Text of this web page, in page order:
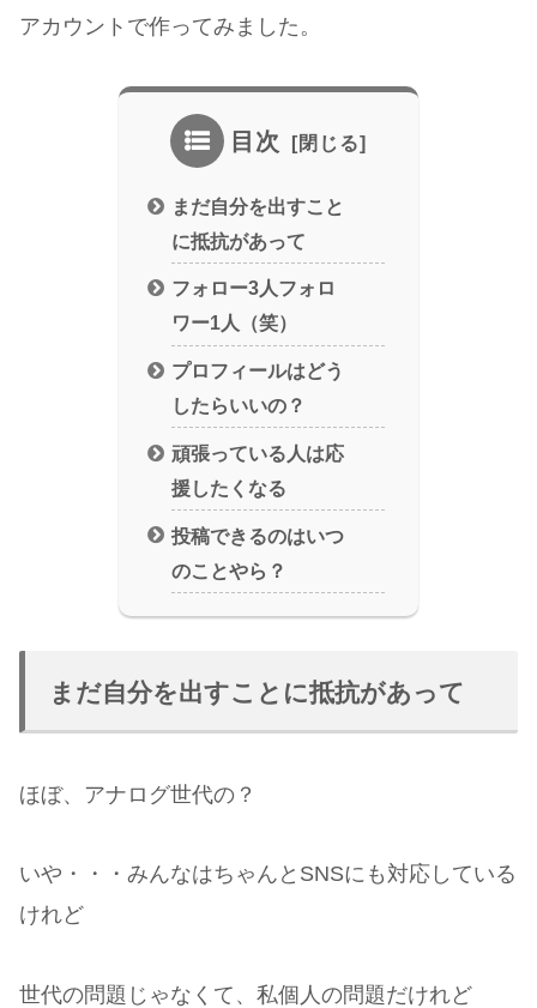
アカウントで作ってみました。
目次
まだ自分を出すこと
に抵抗があって
フォロー3人フォロ
ワー1人（笑）
プロフィールはどう
したらいいの？
頑張っている人は応
援したくなる
投稿できるのはいつ
のことやら？
まだ自分を出すことに抵抗があって
ほぼ、アナログ世代の？
いや・・・みんなはちゃんとSNSにも対応している
けれど
世代の問題じゃなくて、私個人の問題だけれど